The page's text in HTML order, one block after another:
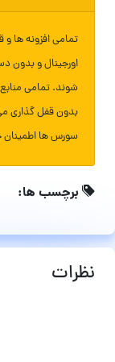
تمامی افزونه ها
اورجینال و بدون
شوند. تمامی
بدون قفل گذاری
سورس ها اطمینان
برچسب ها:
نظرات